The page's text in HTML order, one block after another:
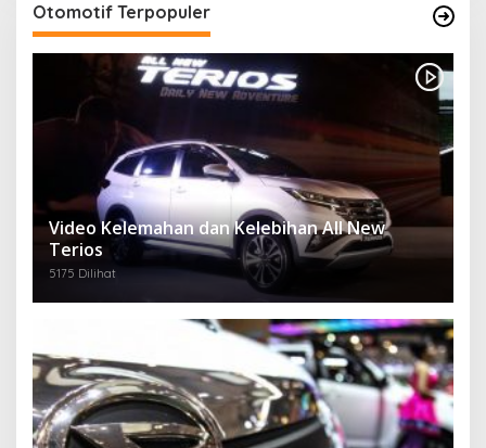
Otomotif Terpopuler
Video Kelemahan dan Kelebihan All New
Terios
5175 Dilihat